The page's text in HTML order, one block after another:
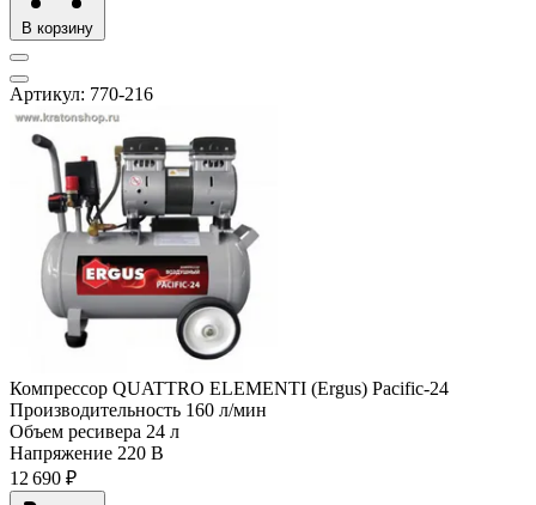
В корзину
Артикул: 770-216
Компрессор QUATTRO ELEMENTI (Ergus) Pacific-24
Производительность 160 л/мин
Объем ресивера 24 л
Напряжение 220 В
12 690 ₽